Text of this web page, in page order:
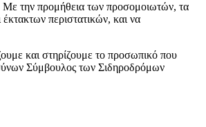
Με την προμήθεια των προσομοιωτών, τα
περιστατικών, και να
και στηρίζουμε το προσωπικό που
Σύμβουλος των Σιδηροδρόμων